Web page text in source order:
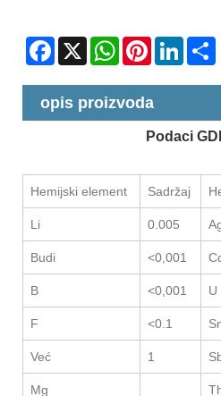
Facebook
X WhatsAppPinterest
opis proizvoda
Podaci
Hemijski element Sadržaj
Li 0.005
Budi <0,001
B <0,001 U
F <0.1
Već 1
Mg